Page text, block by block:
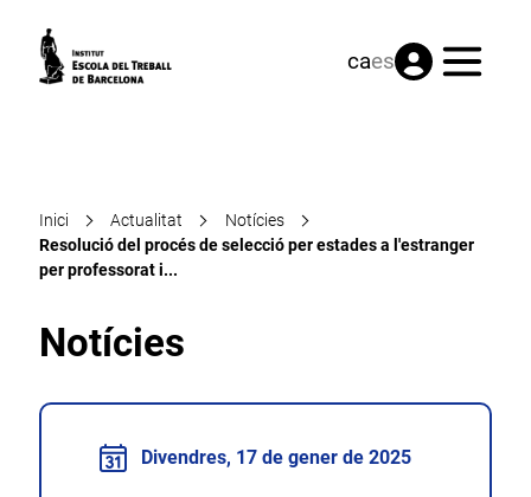
caes Menú
Inici Actualitat
Notícies
Resolució del procés de selecció per estades a l'estranger
per professorat i...
Notícies
Divendres, 17 de gener de 2025